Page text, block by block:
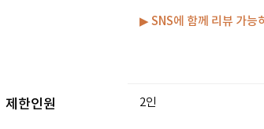
▶ SNS에 함께 리뷰 가능
제한인원 2인